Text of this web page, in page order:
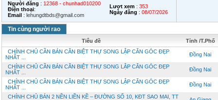
Người đăng : 12368 - chunhad010200
Điện thoại:
Email : lehungdtbds@gmail.com
Lượt xem : 353
Ngày đăng : 08/07/2026
Tin cùng người rao
Tiêu đề
Tỉnh /T.Phố
CHÍNH CHỦ CẦN BÁN CĂN BIỆT THỰ SONG LẬP CĂN GÓC ĐẸP
NHẤT ...
Đồng Nai
CHÍNH CHỦ CẦN BÁN CĂN BIỆT THỰ SONG LẬP CĂN GÓC ĐẸP
NHẤT ...
Đồng Nai
CHÍNH CHỦ CẦN BÁN CĂN BIỆT THỰ SONG LẬP CĂN GÓC ĐẸP
NHẤT ...
Đồng Nai
CHÍNH CHỦ BÁN 2 NỀN LIỀN KỀ – ĐƯỜNG SỐ 10, KĐT SAO MAI, TT